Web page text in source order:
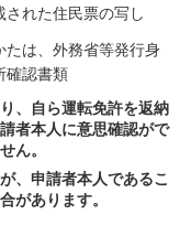
れた住民票の写し
たは、外務省等発行身
確認書類
、自ら運転免許を返納
者本人に意思確認がで
ん。
、申請者本人であるこ
があります。